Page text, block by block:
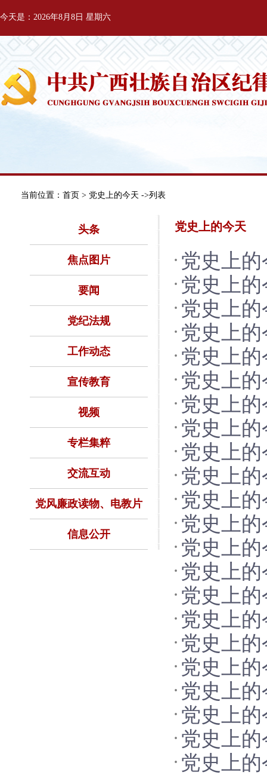
今天是：2026年8月8日 星期六
当前位置： 首页 > 党史上的今天 ->列表
头条
焦点图片
要闻
党纪法规
工作动态
宣传教育
视频
专栏集粹
交流互动
党风廉政读物、电教片
信息公开
党史上的今天
党史上
党史上
党史上
党史上
党史上
党史上的
党史上的
党史上的
党史上的
党史上的
党史上的
党史上的
党史上的
党史上的
党史上的
党史上的
党史上的
党史上的
党史上的
党史上的
党史上的
党史上的